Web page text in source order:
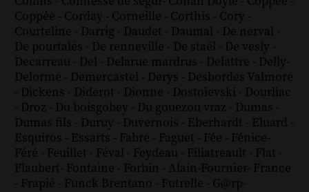
Coppée - Corday - Corneille - Corthis - Cory -
Courteline - Darrig - Daudet - Daumal - De nerval -
De pourtalès - De renneville - De staël - De vesly -
Decarreau - Del - Delarue mardrus - Delattre - Delly-
Delorme - Demercastel - Derys - Desbordes Valmore
- Dickens - Diderot - Dionne - Dostoïevski - Dourliac
- Droz - Du boisgobey - Du gouezou vraz - Dumas -
Dumas fils - Duruy - Duvernois - Eberhardt - Eluard -
Esquiros - Essarts - Fabre - Faguet - Fée - Fénice-
Féré - Feuillet - Féval - Feydeau - Filiatreault - Flat -
Flaubert- Fontaine - Forbin - Alain-Fournier- France
- Frapié - Funck Brentano - Futrelle - G@rp-